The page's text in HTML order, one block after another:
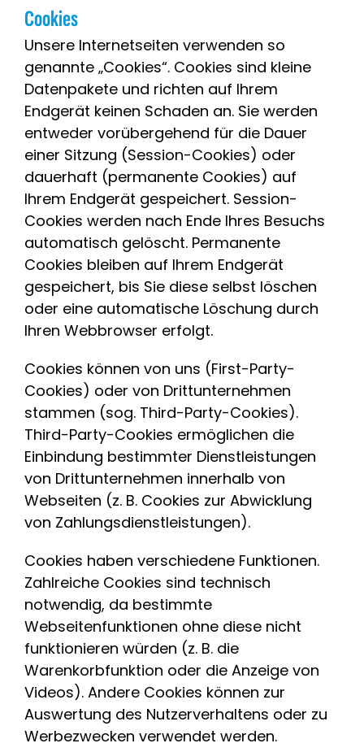
Cookies
Unsere Internetseiten verwenden so
genannte „Cookies“. Cookies sind kleine
Datenpakete und richten auf Ihrem
Endgerät keinen Schaden an. Sie werden
entweder vorübergehend für die Dauer
einer Sitzung (Session-Cookies) oder
dauerhaft (permanente Cookies) auf
Ihrem Endgerät gespeichert. Session-
Cookies werden nach Ende Ihres Besuchs
automatisch gelöscht. Permanente
Cookies bleiben auf Ihrem Endgerät
gespeichert, bis Sie diese selbst löschen
oder eine automatische Löschung durch
Ihren Webbrowser erfolgt.
Cookies können von uns (First-Party-
Cookies) oder von Drittunternehmen
stammen (sog. Third-Party-Cookies).
Third-Party-Cookies ermöglichen die
Einbindung bestimmter Dienstleistungen
von Drittunternehmen innerhalb von
Webseiten (z. B. Cookies zur Abwicklung
von Zahlungsdienstleistungen).
Cookies haben verschiedene Funktionen.
Zahlreiche Cookies sind technisch
notwendig, da bestimmte
Webseitenfunktionen ohne diese nicht
funktionieren würden (z. B. die
Warenkorbfunktion oder die Anzeige von
Videos). Andere Cookies können zur
Auswertung des Nutzerverhaltens oder zu
Werbezwecken verwendet werden.